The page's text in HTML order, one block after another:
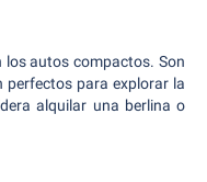
los autos compactos. Son
perfectos para explorar la
alquilar una berlina o